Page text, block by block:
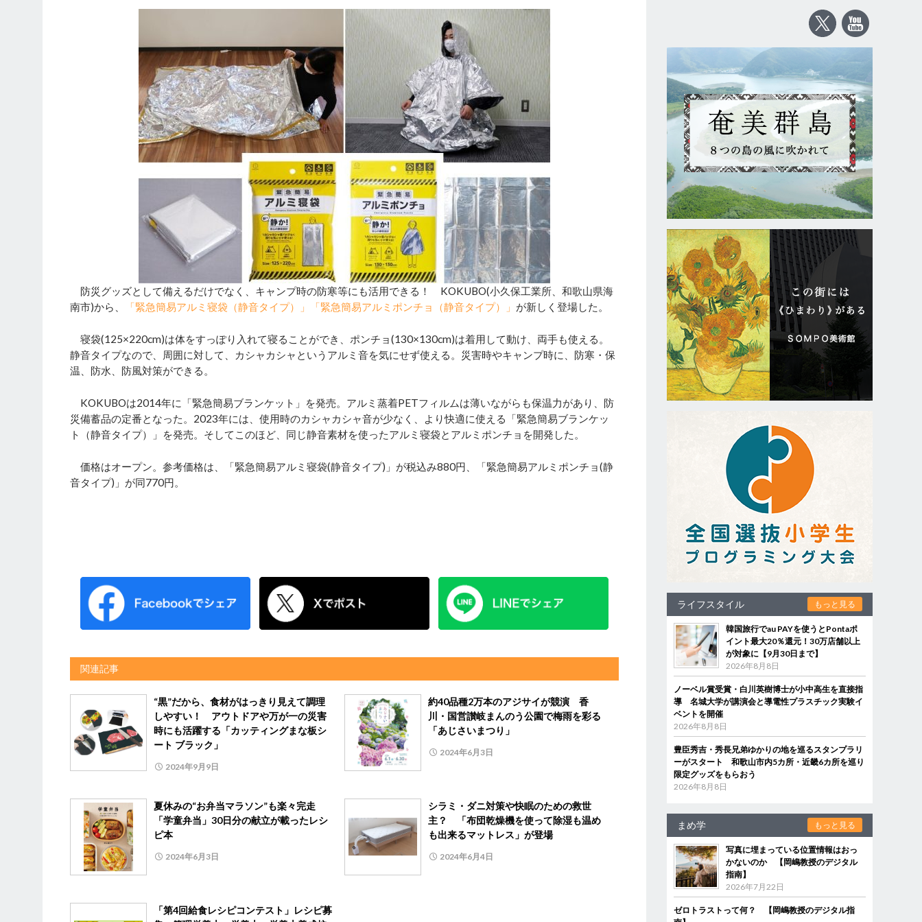
防災グッズとして備えるだけでなく、キャンプ時の防寒等にも活用できる！ KOKUBO(小久保工業所、和歌山県海
南市)から、
「緊急簡易アルミ寝袋（静音タイプ）」「緊急簡易アルミポンチョ（静音タイプ）」 が新しく登場した。
寝袋(125×220cm)は体をすっぽり入れて寝ることができ、ポンチョ(130×130cm)は着用して動け、両手も使える。
静音タイプなので、周囲に対して、カシャカシャというアルミ音を気にせず使える。災害時やキャンプ時に、防寒・保
温、防水、防風対策ができる。
KOKUBOは2014年に「緊急簡易ブランケット」を発売。アルミ蒸着PETフィルムは薄いながらも保温力があり、防
災備蓄品の定番となった。2023年には、使用時のカシャカシャ音が少なく、より快適に使える「緊急簡易ブランケッ
ト（静音タイプ）」を発売。そしてこのほど、同じ静音素材を使ったアルミ寝袋とアルミポンチョを開発した。
価格はオープン。参考価格は、「緊急簡易アルミ寝袋(静音タイプ)」が税込み880円、「緊急簡易アルミポンチョ(静
音タイプ)」が同770円。
関連記事
“黒”だから、食材がはっきり見えて調理
しやすい！ アウトドアや万が一の災害
時にも活躍する「カッティングまな板シ
ート ブラック」
2024年9月9日
約40品種2万本のアジサイが競演 香
川・国営讃岐まんのう公園で梅雨を彩る
「あじさいまつり」
2024年6月3日
夏休みの“お弁当マラソン”も楽々完走
「学童弁当」30日分の献立が載ったレシ
ピ本
2024年6月3日
シラミ・ダニ対策や快眠のための救世
主？ 「布団乾燥機を使って除湿も温め
も出来るマットレス」が登場
2024年6月4日
「第4回給食レシピコンテスト」レシピ募
ライフスタイル もっと見る
韓国旅行でau PAYを使うとPontaポ
イント最大20％還元！30万店舗以上
が対象に【9月30日まで】
2026年8月8日
ノーベル賞受賞・白川英樹博士が小中高生を直接指
導 名城大学が講演会と導電性プラスチック実験イ
ベントを開催
2026年8月8日
豊臣秀吉・秀長兄弟ゆかりの地を巡るスタンプラリ
ーがスタート 和歌山市内5カ所・近畿6カ所を巡り
限定グッズをもらおう
2026年8月8日
まめ学 もっと見る
写真に埋まっている位置情報はおっ
かないのか 【岡嶋教授のデジタル
指南】
2026年7月22日
ゼロトラストって何？ 【岡嶋教授のデジタル指